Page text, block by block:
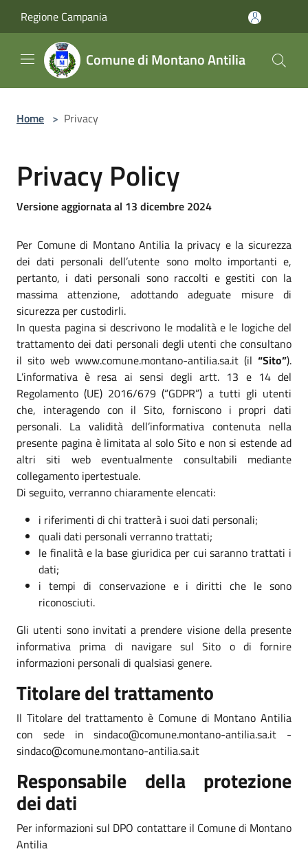
Regione Campania
Comune di Montano Antilia
Home > Privacy
Privacy Policy
Versione aggiornata al 13 dicembre 2024
Per Comune di Montano Antilia la privacy e la sicurezza
dei dati personali dell’utente sono molto importanti e,
pertanto, i dati personali sono raccolti e gestiti con la
massima attenzione, adottando adeguate misure di
sicurezza per custodirli.
In questa pagina si descrivono le modalità e le logiche del
trattamento dei dati personali degli utenti che consultano
il sito web www.comune.montano-antilia.sa.it (il “Sito”).
L’informativa è resa ai sensi degli artt. 13 e 14 del
Regolamento (UE) 2016/679 (“GDPR”) a tutti gli utenti
che, interagendo con il Sito, forniscono i propri dati
personali. La validità dell’informativa contenuta nella
presente pagina è limitata al solo Sito e non si estende ad
altri siti web eventualmente consultabili mediante
collegamento ipertestuale.
Di seguito, verranno chiaramente elencati:
i riferimenti di chi tratterà i suoi dati personali;
quali dati personali verranno trattati;
le finalità e la base giuridica per cui saranno trattati i
dati;
i tempi di conservazione e i diritti che le sono
riconosciuti.
Gli utenti sono invitati a prendere visione della presente
informativa prima di navigare sul Sito o di fornire
informazioni personali di qualsiasi genere.
Titolare del trattamento
Il Titolare del trattamento è Comune di Montano Antilia
con sede in sindaco@comune.montano-antilia.sa.it -
sindaco@comune.montano-antilia.sa.it
Responsabile della protezione
dei dati
Per informazioni sul DPO contattare il Comune di Montano
Antilia